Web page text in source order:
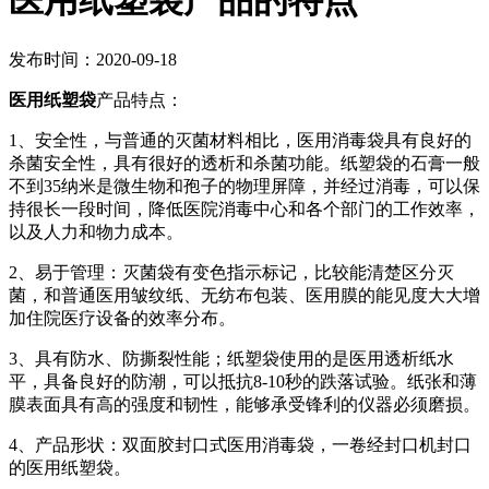
发布时间：2020-09-18
医用纸塑袋产品特点：
1、安全性，与普通的灭菌材料相比，医用消毒袋具有良好的
杀菌安全性，具有很好的透析和杀菌功能。纸塑袋的石膏一般
不到35纳米是微生物和孢子的物理屏障，并经过消毒，可以保
持很长一段时间，降低医院消毒中心和各个部门的工作效率，
以及人力和物力成本。
2、易于管理：灭菌袋有变色指示标记，比较能清楚区分灭
菌，和普通医用皱纹纸、无纺布包装、医用膜的能见度大大增
加住院医疗设备的效率分布。
3、具有防水、防撕裂性能；纸塑袋使用的是医用透析纸水
平，具备良好的防潮，可以抵抗8-10秒的跌落试验。纸张和薄
膜表面具有高的强度和韧性，能够承受锋利的仪器必须磨损。
4、产品形状：双面胶封口式医用消毒袋，一卷经封口机封口
的医用纸塑袋。